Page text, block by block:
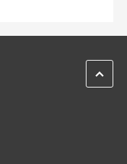
ZPĚT